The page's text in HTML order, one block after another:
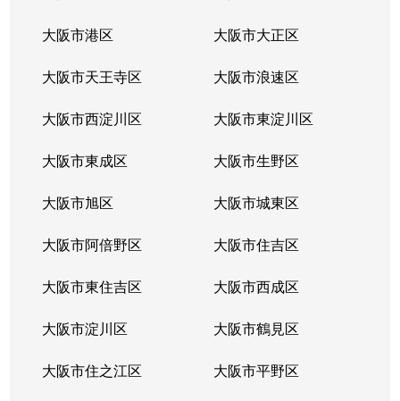
大阪市港区 大阪市大正区
大阪市天王寺区 大阪市浪速区
大阪市西淀川区 大阪市東淀川区
大阪市東成区 大阪市生野区
大阪市旭区 大阪市城東区
大阪市阿倍野区 大阪市住吉区
大阪市東住吉区 大阪市西成区
大阪市淀川区 大阪市鶴見区
大阪市住之江区 大阪市平野区